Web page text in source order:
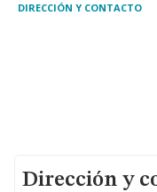
DIRECCIÓN Y CONTACTO
Dirección y